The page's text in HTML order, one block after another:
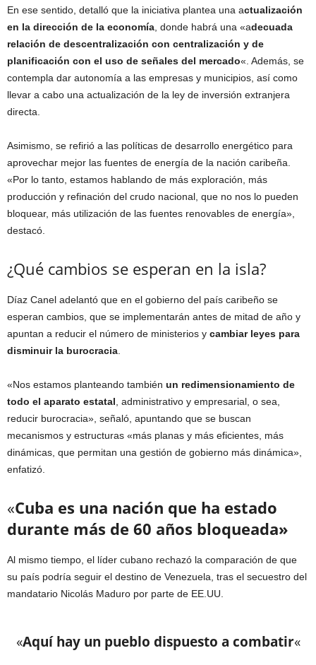
En ese sentido, detalló que la iniciativa plantea una actualización
en la dirección de la economía , donde habrá una «adecuada
relación de descentralización con centralización y de
planificación con el uso de señales del mercado«. Además, se
contempla dar autonomía a las empresas y municipios, así como
llevar a cabo una actualización de la ley de inversión extranjera
directa.
Asimismo, se refirió a las políticas de desarrollo energético para
aprovechar mejor las fuentes de energía de la nación caribeña.
«Por lo tanto, estamos hablando de más exploración, más
producción y refinación del crudo nacional, que no nos lo pueden
bloquear, más utilización de las fuentes renovables de energía»,
destacó.
¿Qué cambios se esperan en la isla?
Díaz Canel adelantó que en el gobierno del país caribeño se
esperan cambios, que se implementarán antes de mitad de año y
apuntan a reducir el número de ministerios y cambiar leyes para
disminuir la burocracia
«Nos estamos planteando también un redimensionamiento de
todo el aparato estatal , administrativo y empresarial, o sea,
reducir burocracia», señaló, apuntando que se buscan
mecanismos y estructuras «más planas y más eficientes, más
dinámicas, que permitan una gestión de gobierno más dinámica»,
enfatizó.
«Cuba es una nación que ha estado
durante más de 60 años bloqueada»
Al mismo tiempo, el líder cubano rechazó la comparación de que
su país podría seguir el destino de Venezuela, tras el secuestro del
mandatario Nicolás Maduro por parte de EE.UU.
«Aquí hay un pueblo dispuesto a combatir«